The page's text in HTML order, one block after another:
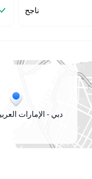
ناجح
دبي - الإمارات